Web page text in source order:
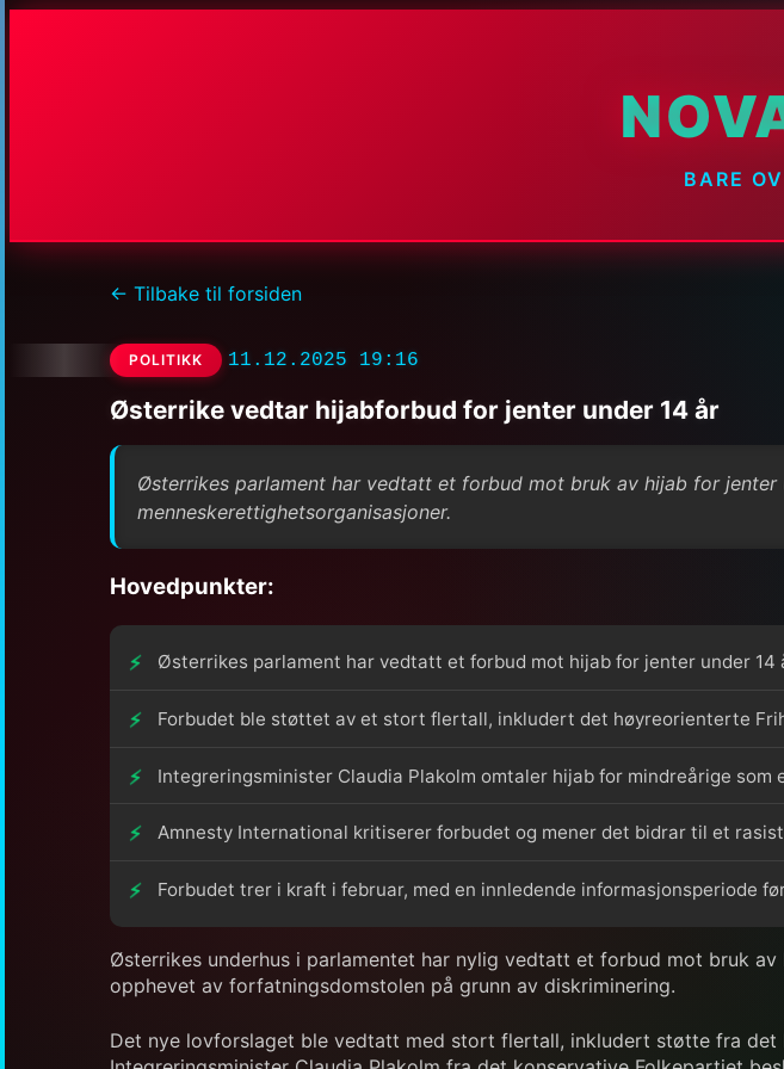
BARE
← Tilbake til forsiden
POLITIKK 11.12.2025 19:16
Østerrike vedtar hijabforbud for jenter under 14 år
Østerrikes parlament har vedtatt et forbud mot bruk av hijab for
menneskerettighetsorganisasjoner.
Hovedpunkter:
Østerrikes parlament har vedtatt et forbud mot hijab for jenter under 14
Forbudet ble støttet av et stort flertall, inkludert det høyreorienterte
Integreringsminister Claudia Plakolm omtaler hijab for mindreårige som
Amnesty International kritiserer forbudet og mener det bidrar til et
Forbudet trer i kraft i februar, med en innledende informasjonsperiode
Østerrikes underhus i parlamentet har nylig vedtatt et forbud mot bruk
opphevet av forfatningsdomstolen på grunn av diskriminering.
Det nye lovforslaget ble vedtatt med stort flertall, inkludert støtte fra